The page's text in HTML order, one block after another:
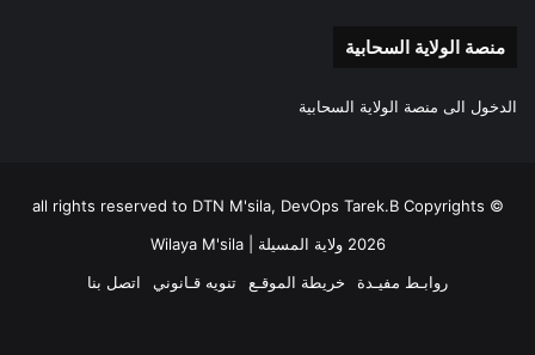
منصة الولاية السحابية
الدخول الى منصة الولاية السحابية
all rights reserved to DTN M'sila, DevOps Tarek.B Copyrights ©
2026 ولاية المسيلة | Wilaya M'sila
روابـط مفيـدة
خريطة الموقـع تنويه قـانوني اتصل بنا